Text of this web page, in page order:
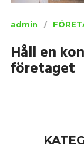
admin
Håll en
företaget